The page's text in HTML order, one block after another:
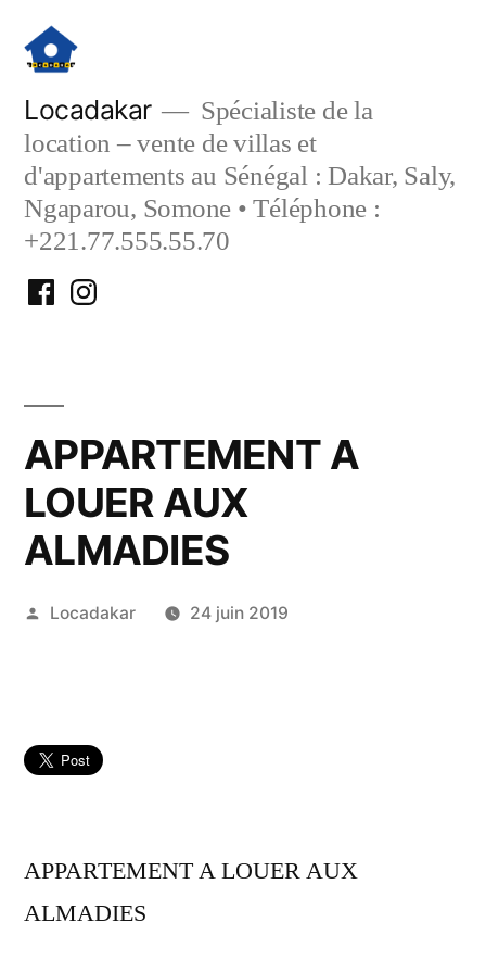
contenu
Locadakar
Spécialiste de la
location – vente de villas et
d'appartements au Sénégal : Dakar, Saly,
Ngaparou, Somone • Téléphone :
+221.77.555.55.70
FacebookInstagram
APPARTEMENT A
LOUER AUX
ALMADIES
Publié
Locadakar 24 juin 2019
APPARTEMENT A LOUER AUX
ALMADIES